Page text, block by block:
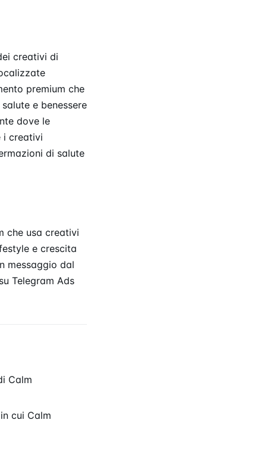
creativi di
premium che
e benessere
dove le
i creativi
di salute
che usa creativi
e crescita
messaggio dal
su Telegram Ads
Calm
in cui Calm